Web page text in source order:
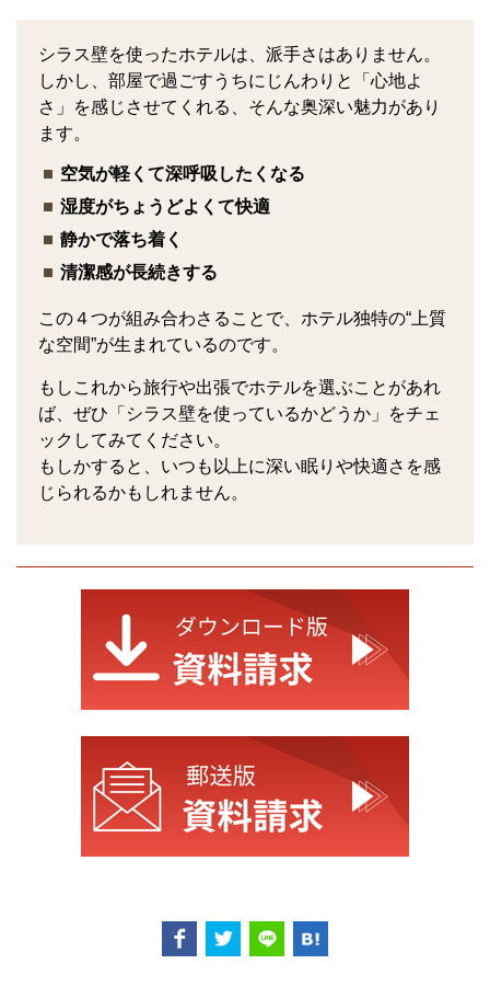
シラス壁を使ったホテルは、派手さはありません。
しかし、部屋で過ごすうちにじんわりと「心地よ
さ」を感じさせてくれる、そんな奥深い魅力があり
ます。
空気が軽くて深呼吸したくなる
湿度がちょうどよくて快適
静かで落ち着く
清潔感が長続きする
この４つが組み合わさることで、ホテル独特の“上質
な空間”が生まれているのです。
もしこれから旅行や出張でホテルを選ぶことがあれ
ば、ぜひ「シラス壁を使っているかどうか」をチェ
ックしてみてください。
もしかすると、いつも以上に深い眠りや快適さを感
じられるかもしれません。